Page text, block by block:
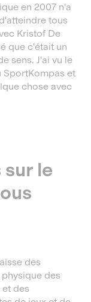
en 2007 n'a
tous
Kristof De
que c'était un
sens. J'ai vu le
et
chose avec
le
des
des
des